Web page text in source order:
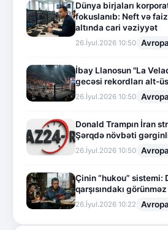
Dünya birjaları
fokuslanıb: Neft və
altında cari vəziyyət
26.İyul.2026 10:50 Avropa
İbay Llanosun "La
gecəsi rekordları alt-
26.İyul.2026 10:50 Avropa
Donald Trampın İran
Şərqdə növbəti
26.İyul.2026 10:50 Avropa
Çinin “hukou” sistemi:
qarşısındakı
26.İyul.2026 10:22 Avropa